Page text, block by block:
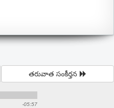
తరువాత సంకీర్తన
-05:57